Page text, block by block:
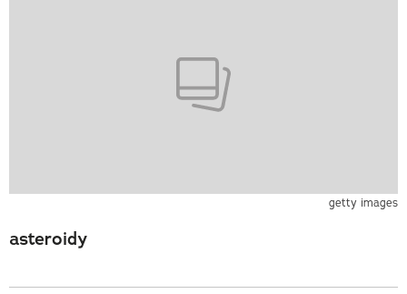
getty images
asteroidy